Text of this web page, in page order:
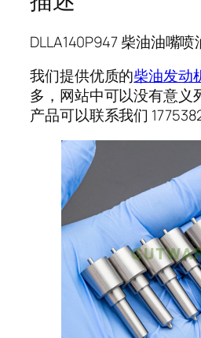
DLLA140P947 柴油油嘴喷
我们提供优质的柴油发动
多，网站中可以没有意义
产品可以联系我们